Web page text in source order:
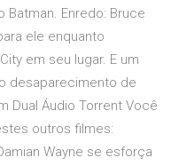
Enredo: Bruce
ele enquanto
em seu lugar. E um
desaparecimento de
Dual Áudio Torrent Você
outros filmes:
Wayne se esforça